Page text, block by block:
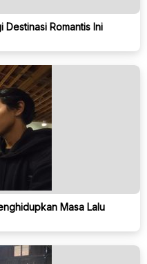
Destinasi Romantis Ini
Masa Lalu